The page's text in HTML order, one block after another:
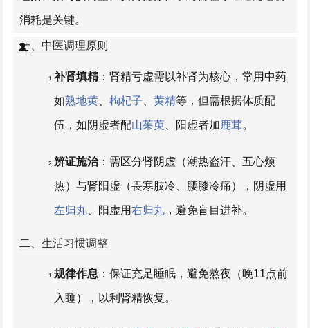
消耗是关键。
一、中医调理原则
补肾填精：肾精亏虚需以补肾为核心，常用中药
如熟地黄、 枸杞子 黄精等，但需根据体质配
伍，如阴虚者配山茱萸、阳虚者加鹿茸。
1.
辨证施治：需区分肾阴虚（潮热盗汗、五心烦
热）与肾阳虚（畏寒肢冷、腰膝冷痛），阴虚用
左归丸、阳虚用右归丸，避免盲目进补。
2.
二、生活习惯调整
规律作息：保证充足睡眠，避免熬夜（晚11点前
入睡），以利肾精恢复。
1.
2.
3.
1.
2.
3.
1.
2.
1.
2.
3.